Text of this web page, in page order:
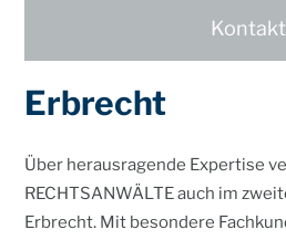
Kontakt
Erbrecht
Über herausragende Expertise
RECHTSANWÄLTE auch im
Erbrecht. Mit besondere